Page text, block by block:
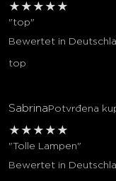
★ ★ ★ ★ ★
"top"
Bewertet in
top
SabrinaPotvrđena
★ ★ ★ ★ ★
"Tolle Lampen"
Bewertet in